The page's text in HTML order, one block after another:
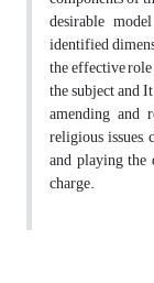
desirable
identified
the effective
the subject and
amending and
religious
and playing
charge.